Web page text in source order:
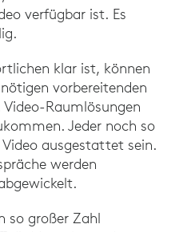
verfügbar ist. Es
klar ist, können
vorbereitenden
Raumlösungen
Jeder noch so
ausgestattet sein.
werden
so großer Zahl